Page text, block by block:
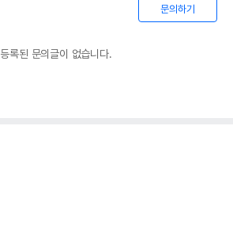
문의하기
등록된 문의글이 없습니다.